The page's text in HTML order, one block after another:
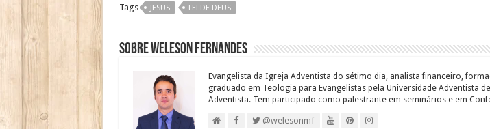
Tags JESUS LEI DE DEUS
Sobre Weleson Fernandes
Evangelista da Igreja Adventista do sétimo dia, analista financeiro,
graduado em Teologia para Evangelistas pela Universidade Adventista
Adventista. Tem participado como palestrante em seminários e em
@welesonmf